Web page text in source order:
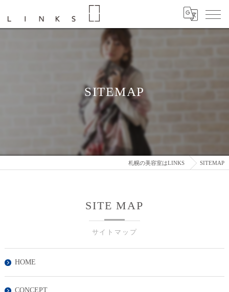
SITEMAP
札幌の美容室はLINKS SITEMAP
サイトマップ
SITE MAP
HOME
CONCEPT